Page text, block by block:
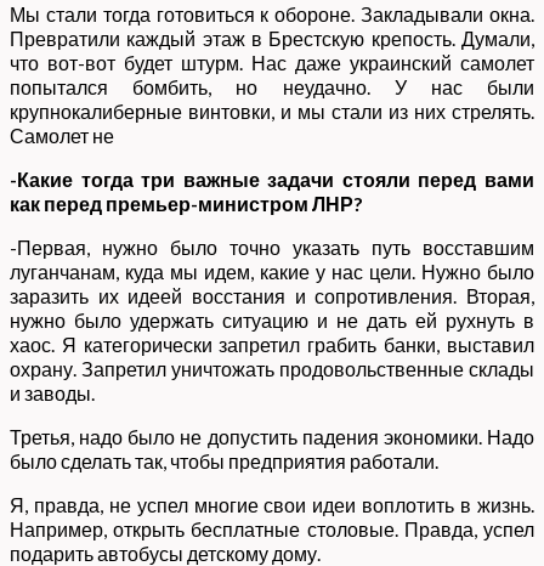
Мы стали тогда готовиться к обороне. Закладывали окна.
Превратили каждый этаж в Брестскую крепость. Думали,
что вот-вот будет штурм. Нас даже украинский самолет
попытался бомбить, но неудачно. У нас были
крупнокалиберные винтовки, и мы стали из них стрелять.
Самолет не
-Какие тогда три важные задачи стояли перед вами
как перед премьер-министром ЛНР?
-Первая, нужно было точно указать путь восставшим
луганчанам, куда мы идем, какие у нас цели. Нужно было
заразить их идеей восстания и сопротивления. Вторая,
нужно было удержать ситуацию и не дать ей рухнуть в
хаос. Я категорически запретил грабить банки, выставил
охрану. Запретил уничтожать продовольственные склады
и заводы.
Третья, надо было не допустить падения экономики. Надо
было сделать так, чтобы предприятия работали.
Я, правда, не успел многие свои идеи воплотить в жизнь.
Например, открыть бесплатные столовые. Правда, успел
подарить автобусы детскому дому.